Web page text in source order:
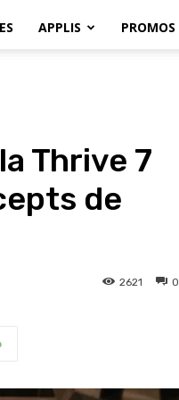
APPLIS PROMOS
Thrive 7
de
0
2621